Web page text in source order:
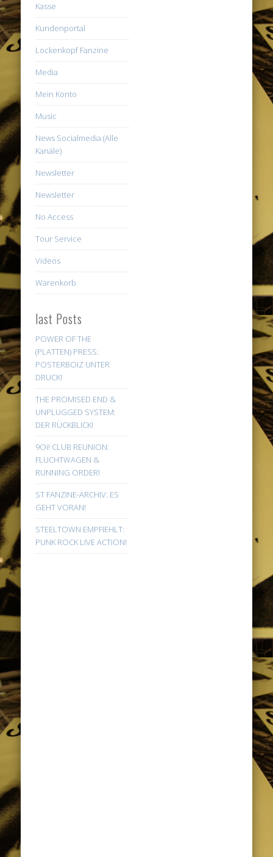
Kasse
Kundenportal
Lockenkopf Fanzine
Media
Mein Konto
Music
News Socialmedia (Alle
Kanäle)
Newsletter
Newsletter
No Access
Tour Service
Videos
Warenkorb
last Posts
POWER OF THE
(PLATTEN) PRESS:
POSTERBOIZ UNTER
DRUCK!
THE PROMISED END &
UNPLUGGED SYSTEM:
DER RÜCKBLICK!
9Oi! CLUB REUNION:
FLUCHTWAGEN &
RUNNING ORDER!
ST FANZINE-ARCHIV: ES
GEHT VORAN!
STEELTOWN EMPFIEHLT:
PUNK ROCK LIVE ACTION!